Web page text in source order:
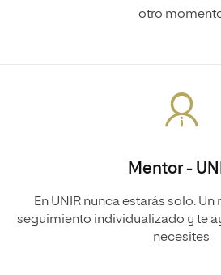
otro
Mentor -
En UNIR nunca estarás solo.
seguimiento individualizado y te
necesites